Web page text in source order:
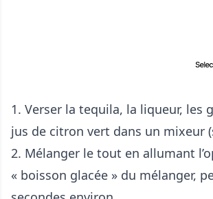
1. Verser la tequila, la liqueur, les
jus de citron vert dans un mixeur
2. Mélanger le tout en allumant
« boisson glacée » du mélanger,